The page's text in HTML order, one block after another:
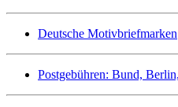
Deutsche Motivbriefmarken
Postgebühren: Bund,